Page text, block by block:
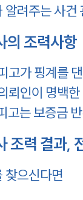
려주는 사건
의 조력사항
고가 핑계를
뢰인이 명백
고는 보증금
조력 결과,
찾으신다면